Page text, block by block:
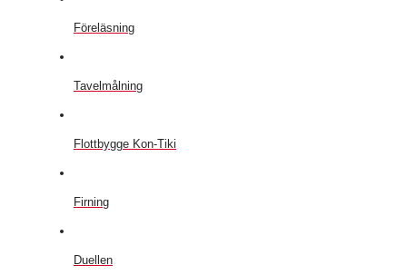
Föreläsning
Tavelmålning
Flottbygge Kon-Tiki
Firning
Duellen